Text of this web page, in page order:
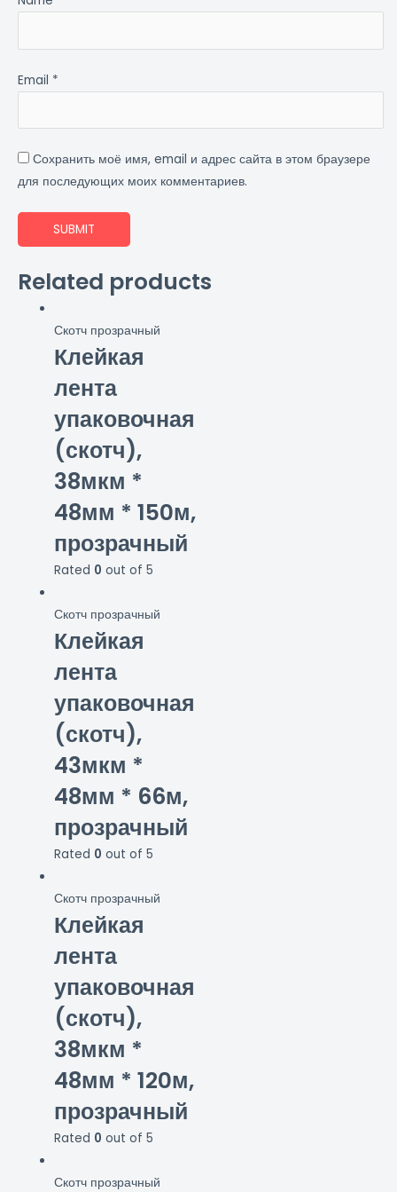
Email *
Сохранить моё имя, email и адрес сайта в этом браузере
для последующих моих комментариев.
Related products
Скотч прозрачный
Клейкая
лента
упаковочная
(скотч),
38мкм *
48мм * 150м,
прозрачный
Rated 0 out of 5
Скотч прозрачный
Клейкая
лента
упаковочная
(скотч),
43мкм *
48мм * 66м,
прозрачный
Rated 0 out of 5
Скотч прозрачный
Клейкая
лента
упаковочная
(скотч),
38мкм *
48мм * 120м,
прозрачный
Rated 0 out of 5
Скотч прозрачный